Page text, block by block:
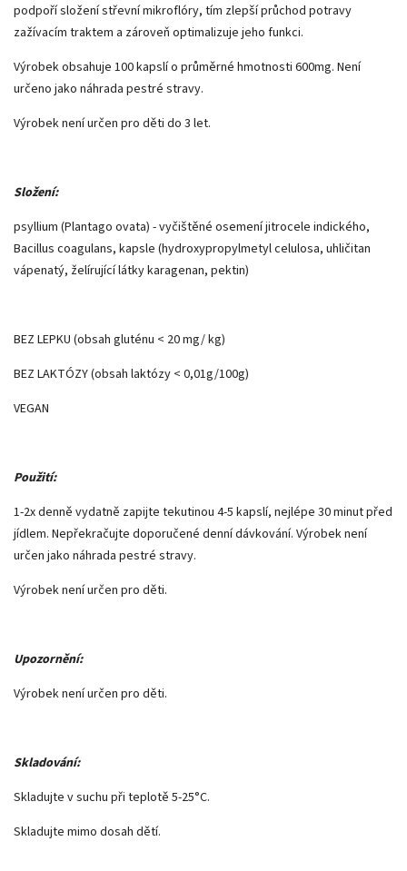
podpoří složení střevní mikroflóry, tím zlepší průchod potravy
zažívacím traktem a zároveň optimalizuje jeho funkci.
Výrobek obsahuje 100 kapslí o průměrné hmotnosti 600mg. Není
určeno jako náhrada pestré stravy.
Výrobek není určen pro děti do 3 let.
Složení:
psyllium (Plantago ovata) - vyčištěné osemení jitrocele indického,
Bacillus coagulans, kapsle (hydroxypropylmetyl celulosa, uhličitan
vápenatý, želírující látky karagenan, pektin)
BEZ LEPKU (obsah gluténu < 20 mg/ kg)
BEZ LAKTÓZY (obsah laktózy < 0,01g/100g)
VEGAN
Použití:
1-2x denně vydatně zapijte tekutinou 4-5 kapslí, nejlépe 30 minut před
jídlem. Nepřekračujte doporučené denní dávkování. Výrobek není
určen jako náhrada pestré stravy.
Výrobek není určen pro děti.
Upozornění:
Výrobek není určen pro děti.
Skladování:
Skladujte v suchu při teplotě 5-25°C.
Skladujte mimo dosah dětí.